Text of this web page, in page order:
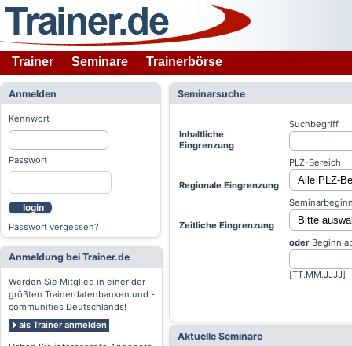
Trainer Seminare Trainerbörse
Anmelden
Kennwort
Passwort
login
Passwort vergessen?
Anmeldung bei Trainer.de
Werden Sie Mitglied in einer der
größten Trainerdatenbanken und -
communities Deutschlands!
als Trainer anmelden
Seminarsuche
Inhaltliche
Eingrenzung
Suchbegriff
Regionale Eingrenzung
PLZ-Bereich
Zeitliche Eingrenzung
oder Beginn
[TT.MM.JJJJ]
Aktuelle Seminare